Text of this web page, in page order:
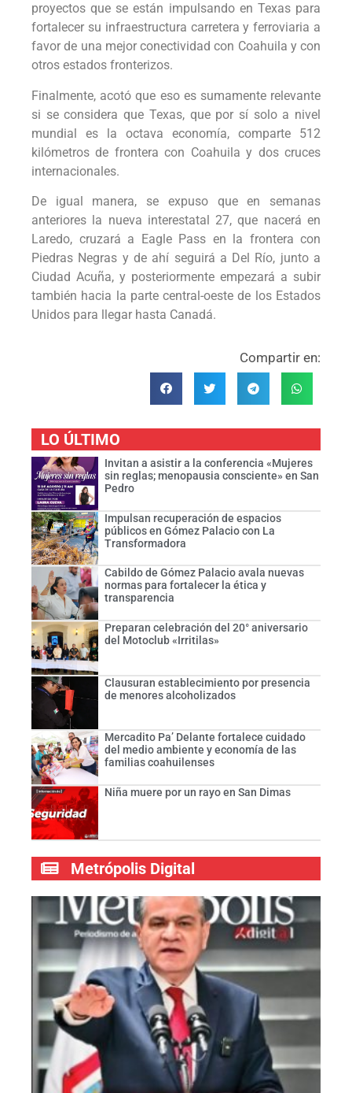
proyectos que se están impulsando en Texas para
fortalecer su infraestructura carretera y ferroviaria a
favor de una mejor conectividad con Coahuila y con
otros estados fronterizos.
Finalmente, acotó que eso es sumamente relevante
si se considera que Texas, que por sí solo a nivel
mundial es la octava economía, comparte 512
kilómetros de frontera con Coahuila y dos cruces
internacionales.
De igual manera, se expuso que en semanas
anteriores la nueva interestatal 27, que nacerá en
Laredo, cruzará a Eagle Pass en la frontera con
Piedras Negras y de ahí seguirá a Del Río, junto a
Ciudad Acuña, y posteriormente empezará a subir
también hacia la parte central-oeste de los Estados
Unidos para llegar hasta Canadá.
Compartir en:
LO ÚLTIMO
Invitan a asistir a la conferencia «Mujeres
sin reglas; menopausia consciente» en San
Pedro
Impulsan recuperación de espacios
públicos en Gómez Palacio con La
Transformadora
Cabildo de Gómez Palacio avala nuevas
normas para fortalecer la ética y
transparencia
Preparan celebración del 20° aniversario
del Motoclub «Irritilas»
Clausuran establecimiento por presencia
de menores alcoholizados
Mercadito Pa’ Delante fortalece cuidado
del medio ambiente y economía de las
familias coahuilenses
Niña muere por un rayo en San Dimas
Metrópolis Digital